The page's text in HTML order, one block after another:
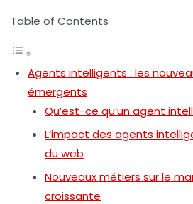
Table of Contents
Agents intelligents : les
émergents
Qu’est-ce qu’un agent
L’impact des agents
du web
Nouveaux métiers sur le
croissante